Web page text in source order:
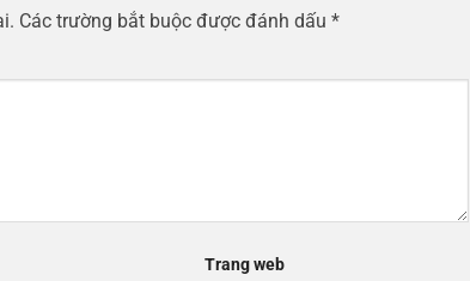
Các trường bắt buộc được đánh dấu *
Trang web